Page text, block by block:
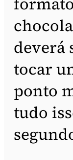
deverá
tocar
ponto
tudo